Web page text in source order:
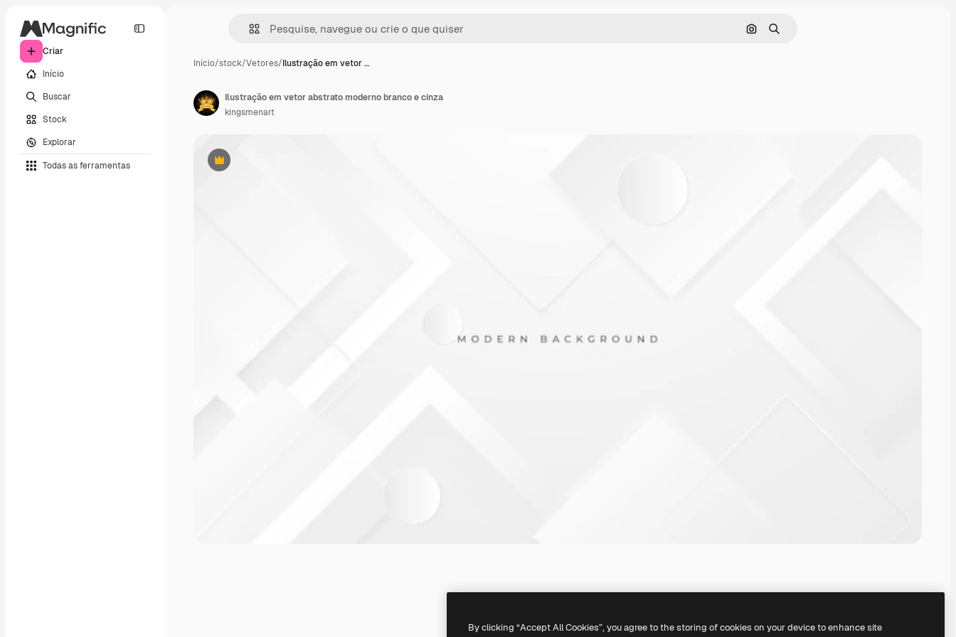
Criar
Início
Buscar
Stock
Explorar
Todas as ferramentas
Pesquisar por imagem
Buscar
Início/stock/Vetores/Ilustração em vetor …
Premium
Ilustração em vetor abstrato moderno branco e cinza
kingsmenart
By clicking “Accept All Cookies”, you agree to the storing of cookies on your device to enhance site